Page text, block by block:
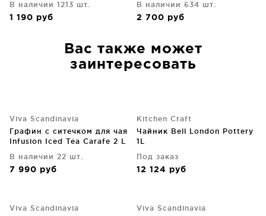
В наличии 1213 шт.
1 190 руб
В наличии 634 шт.
2 700 руб
Вас также может
заинтересовать
Viva Scandinavia
Графин с ситечком для чая
Infusion Iced Tea Carafe 2 L
В наличии 22 шт.
7 990 руб
Kitchen Craft
Чайник Bell London Pottery
1L
Под заказ
12 124 руб
Viva Scandinavia
Viva Scandinavia